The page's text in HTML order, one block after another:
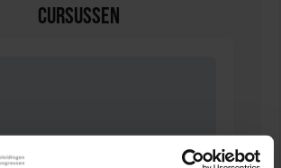
Cursussen